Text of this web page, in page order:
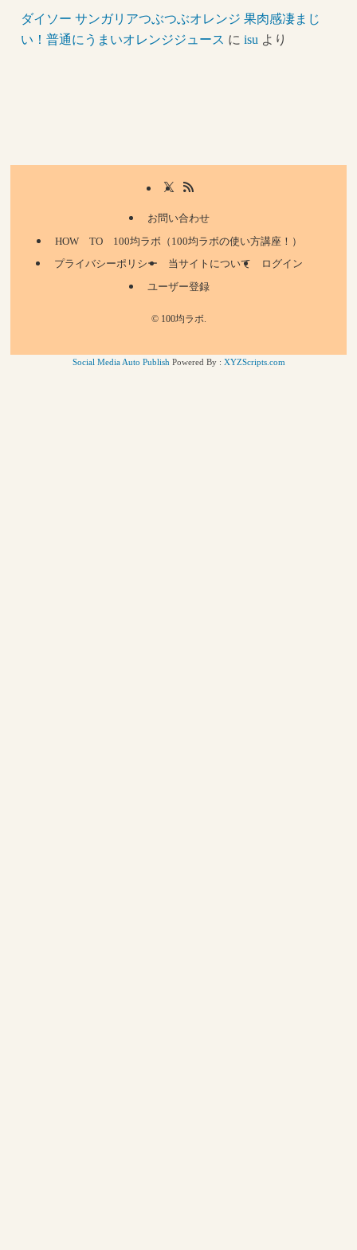
ダイソー サンガリアつぶつぶオレンジ 果肉感凄まじ
い！普通にうまいオレンジジュース にisu より
お問い合わせ
HOW TO 100均ラボ（100均ラボの使い方講座！）
プライバシーポリシー
当サイトについて
ログイン
ユーザー登録
©100均ラボ.
Social Media Auto Publish Powered By : XYZScripts.com